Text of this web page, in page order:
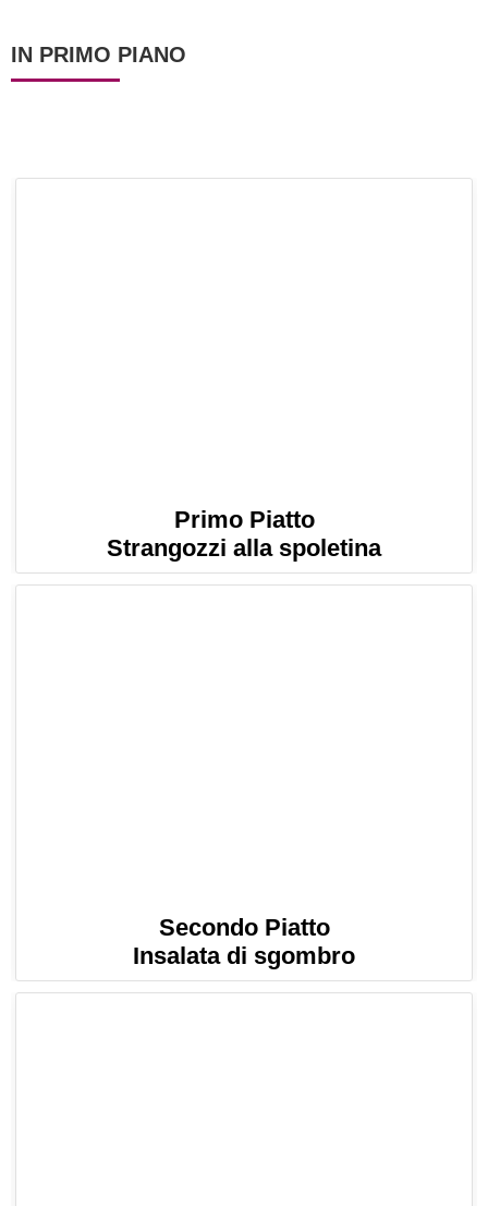
IN PRIMO PIANO
Primo Piatto
Strangozzi alla spoletina
Secondo Piatto
Insalata di sgombro